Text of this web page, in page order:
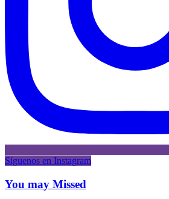
Síguenos en Instagram
You may Missed